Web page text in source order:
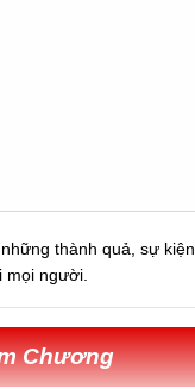
thành quả, sự
mọi người.
Chương